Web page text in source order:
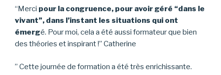
“Merci pour la congruence, pour avoir géré “dans le
vivant”, dans l’instant les situations qui ont
émergé. Pour moi, cela a été aussi formateur que bien
des théories et inspirant !” Catherine
” Cette journée de formation a été très enrichissante.